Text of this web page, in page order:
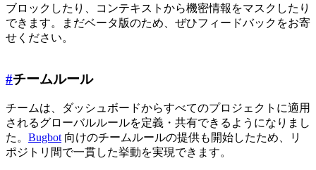
ブロックしたり、コンテキストから機密情報をマスクしたり
できます。まだベータ版のため、ぜひフィードバックをお寄
せください。
#チームルール
チームは、ダッシュボードからすべてのプロジェクトに適用
されるグローバルルールを定義・共有できるようになりまし
た。 Bugbot 向けのチームルールの提供も開始したため、リ
ポジトリ間で一貫した挙動を実現できます。